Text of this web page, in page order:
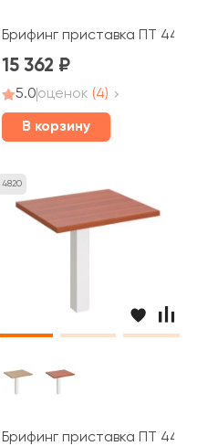
Брифинг приставка ПТ 446
15 362
5.0оценок (4)
В корзину
4820
Брифинг приставка ПТ 445